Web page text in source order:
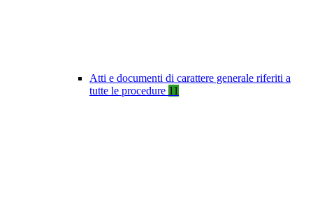
Atti e documenti di carattere generale riferiti a
tutte le procedure 11